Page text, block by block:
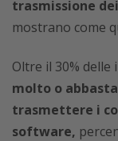
trasmissione
mostrano come
Oltre il 30%
molto o
trasmettere i
software,